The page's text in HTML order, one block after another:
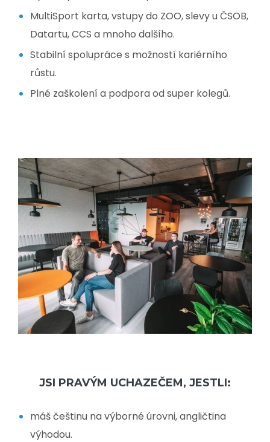
MultiSport karta, vstupy do ZOO, slevy u ČSOB,
Datartu, CCS a mnoho dalšího.
Stabilní spolupráce s možností kariérního
růstu.
Plné zaškolení a podpora od super kolegů.
JSI PRAVÝM UCHAZEČEM, JESTLI:
máš češtinu na výborné úrovni, angličtina
výhodou.